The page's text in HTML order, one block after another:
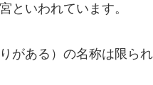
といわれています。
がある）の名称は限ら